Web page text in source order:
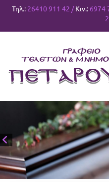
Τηλ.: 26410 911 42 /Κιν.: 6974